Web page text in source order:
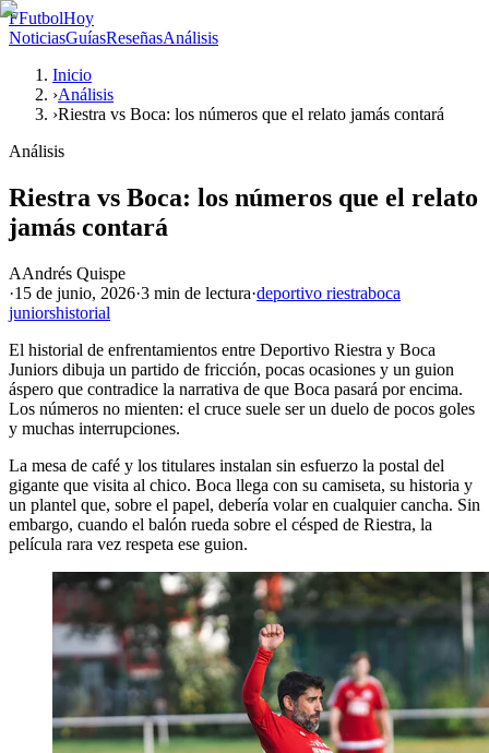
FFutbolHoy
NoticiasGuíasReseñasAnálisis
Inicio
›Análisis
›Riestra vs Boca: los números que el relato jamás contará
Análisis
Riestra vs Boca: los números que el relato
jamás contará
AAndrés Quispe
·15 de junio, 2026·3 min de lectura·deportivo riestraboca
juniorshistorial
El historial de enfrentamientos entre Deportivo Riestra y Boca
Juniors dibuja un partido de fricción, pocas ocasiones y un guion
áspero que contradice la narrativa de que Boca pasará por encima.
Los números no mienten: el cruce suele ser un duelo de pocos goles
y muchas interrupciones.
La mesa de café y los titulares instalan sin esfuerzo la postal del
gigante que visita al chico. Boca llega con su camiseta, su historia y
un plantel que, sobre el papel, debería volar en cualquier cancha. Sin
embargo, cuando el balón rueda sobre el césped de Riestra, la
película rara vez respeta ese guion.